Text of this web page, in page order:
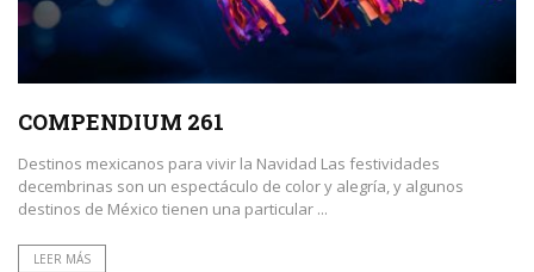
COMPENDIUM 261
Destinos mexicanos para vivir la Navidad Las festividades
decembrinas son un espectáculo de color y alegría, y algunos
destinos de México tienen una particular ...
LEER MÁS